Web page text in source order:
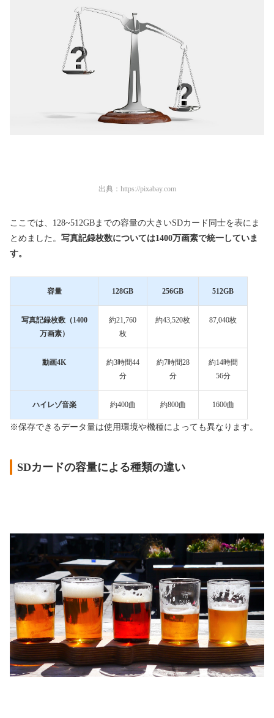
出典： https://pixabay.com
ここでは、128~512GBまでの容量の大きいSDカード同士を表にま
とめました。 写真記録枚数については1400万画素で統一していま
す。
容量 128GB 256GB 512GB
写真記録枚数（1400
万画素）
約21,760
枚
約43,520枚 87,040枚
動画4K
約3時間44
分
約7時間28
分
約14時間
56分
ハイレゾ音楽 約400曲 約800曲 1600曲
※保存できるデータ量は使用環境や機種によっても異なります。
SDカードの容量による種類の違い